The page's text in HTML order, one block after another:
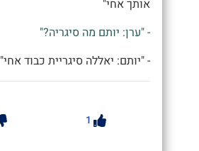
אותך אחי"
- "ערן: יותם מה סיגריה?"
- "יותם: יאללה סיגריית כבוד אחי"
1